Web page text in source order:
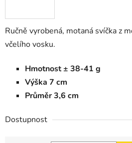
Ručně vyrobená, motaná svíčka z
včelího vosku.
Hmotnost ± 38-41 g
Výška 7 cm
Průměr 3,6 cm
Dostupnost